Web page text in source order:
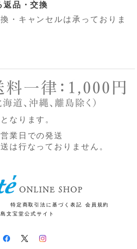
品・交換
・キャンセルは承っておりま
なります。
業日での発送
は行なっておりません。
特定商取引法に基づく表記
会員規約
文宝堂公式サイト